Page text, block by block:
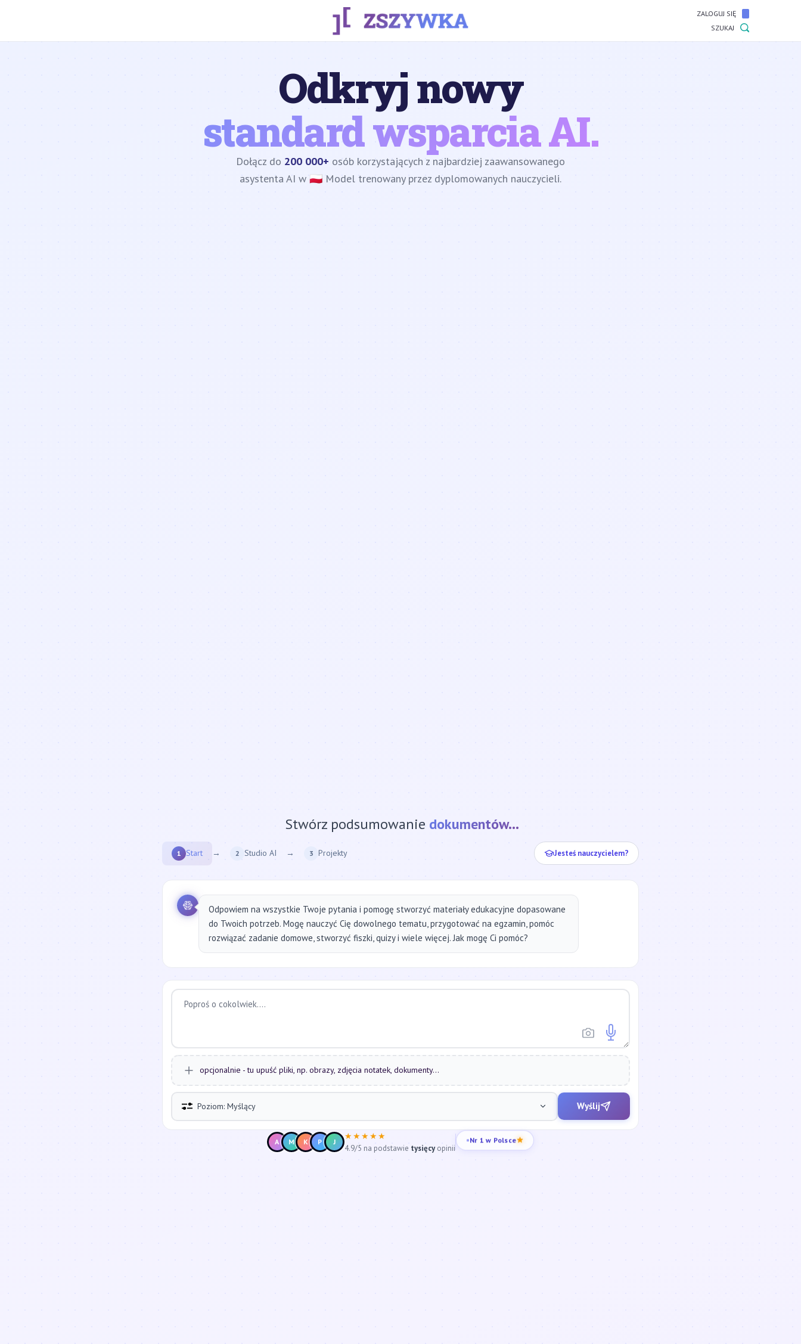
ZALOGUJ SIĘ
SZUKAJ
Odkryj nowy
standard wsparcia AI.
Dołącz do 200 000+ osób korzystających z najbardziej zaawansowanego
asystenta AI w 🇵🇱 Model trenowany przez dyplomowanych nauczycieli.
Stwórz podsumowanie strony internetowej...
1 Start → 2 Studio AI → 3 Projekty Jesteś nauczycielem?
Odpowiem na wszystkie Twoje pytania i pomogę stworzyć materiały edukacyjne dopasowane
do Twoich potrzeb. Mogę nauczyć Cię dowolnego tematu, przygotować na egzamin, pomóc
rozwiązać zadanie domowe, stworzyć fiszki, quizy i wiele więcej. Jak mogę Ci pomóc?
opcjonalnie - tu upuść pliki, np. obrazy, zdjęcia notatek, dokumenty...
Poziom: Myślący Wyślij
A M K P J
★★★★★
4.9/5 na podstawie tysięcyopinii
Nr 1 w Polsce